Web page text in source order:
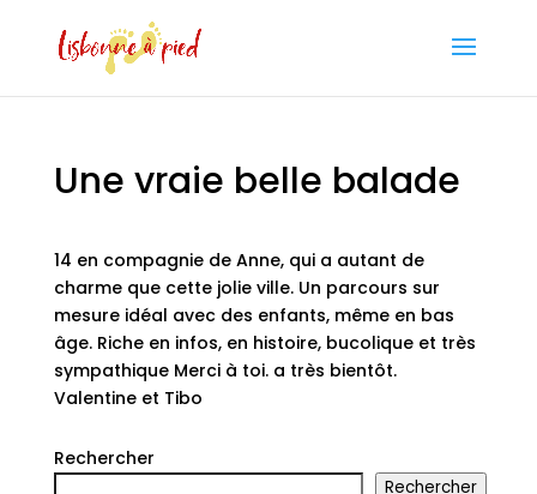
Une vraie belle balade
14 en compagnie de Anne, qui a autant de
charme que cette jolie ville. Un parcours sur
mesure idéal avec des enfants, même en bas
âge. Riche en infos, en histoire, bucolique et très
sympathique Merci à toi. a très bientôt.
Valentine et Tibo
Rechercher
Rechercher